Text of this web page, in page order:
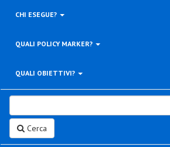
CHI ESEGUE?
QUALI POLICY MARKER?
QUALI OBIETTIVI?
Cerca